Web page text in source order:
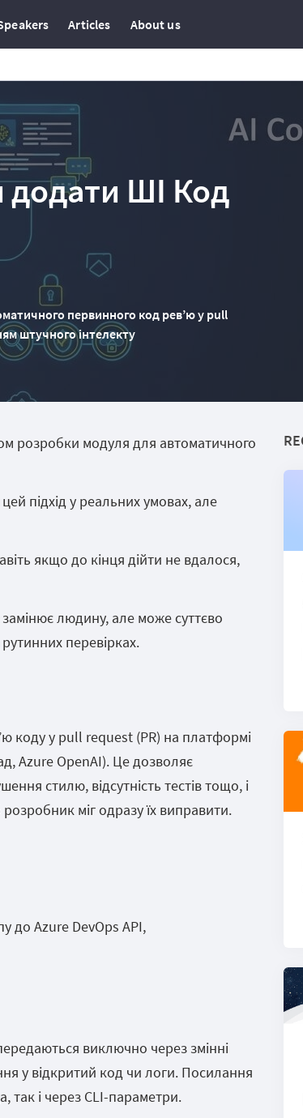
Articles About us
ШІ Код
первинного код рев’ю у pull
штучного інтелекту
розробки модуля для автоматичного
підхід у реальних умовах, але
якщо до кінця дійти не вдалося,
людину, але може суттєво
перевірках.
коду у pull request (PR) на платформі
Azure OpenAI). Це дозволяє
стилю, відсутність тестів тощо, і
міг одразу їх виправити.
до Azure DevOps API,
виключно через змінні
у відкритий код чи логи. Посилання
так і через CLI-параметри.